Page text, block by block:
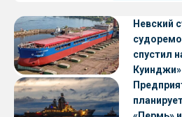
Невский
спустил